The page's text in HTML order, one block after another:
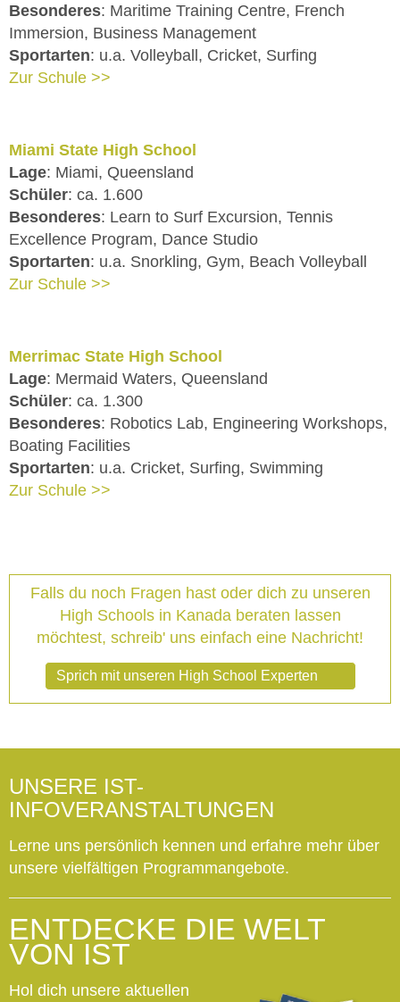
Besonderes: Maritime Training Centre, French
Immersion, Business Management
Sportarten: u.a. Volleyball, Cricket, Surfing
Zur Schule >>
Miami State High School
Lage: Miami, Queensland
Schüler: ca. 1.600
Besonderes: Learn to Surf Excursion, Tennis
Excellence Program, Dance Studio
Sportarten: u.a. Snorkling, Gym, Beach Volleyball
Zur Schule >>
Merrimac State High School
Lage: Mermaid Waters, Queensland
Schüler: ca. 1.300
Besonderes: Robotics Lab, Engineering Workshops,
Boating Facilities
Sportarten: u.a. Cricket, Surfing, Swimming
Zur Schule >>
Falls du noch Fragen hast oder dich zu unseren
High Schools in Kanada beraten lassen
möchtest, schreib' uns einfach eine Nachricht!
Sprich mit unseren High School Experten
UNSERE IST-
INFOVERANSTALTUNGEN
Lerne uns persönlich kennen und erfahre mehr über
unsere vielfältigen Programmangebote.
ENTDECKE DIE WELT
VON IST
Hol dich unsere aktuellen